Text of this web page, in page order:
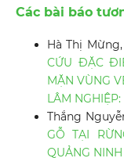
Các bài báo
Hà Thị
CỨU ĐẶC
MẶN VÙNG
LÂM NGHIỆP:
Thắng
GỖ TẠI
QUẢNG NINH